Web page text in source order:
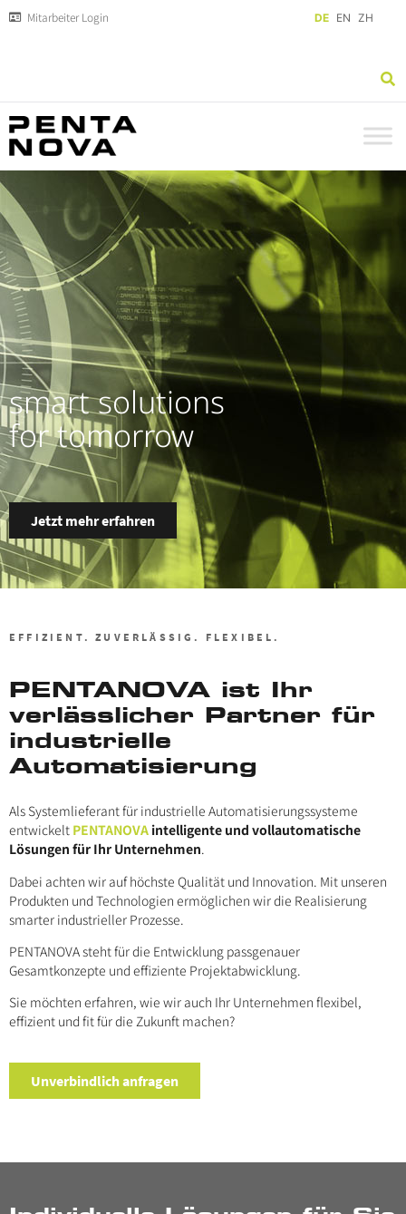
Mitarbeiter Login DE EN ZH
smart solutions
for tomorrow
Jetzt mehr erfahren
EFFIZIENT. ZUVERLÄSSIG. FLEXIBEL.
PENTANOVA ist Ihr
verlässlicher Partner für
industrielle
Automatisierung
Als Systemlieferant für industrielle Automatisierungssysteme
entwickelt PENTANOVA intelligente und vollautomatische
Lösungen für Ihr Unternehmen.
Dabei achten wir auf höchste Qualität und Innovation. Mit unseren
Produkten und Technologien ermöglichen wir die Realisierung
smarter industrieller Prozesse.
PENTANOVA steht für die Entwicklung passgenauer
Gesamtkonzepte und effiziente Projektabwicklung.
Sie möchten erfahren, wie wir auch Ihr Unternehmen flexibel,
effizient und fit für die Zukunft machen?
Unverbindlich anfragen